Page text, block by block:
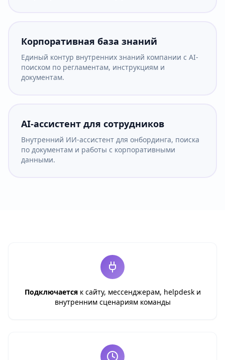
Корпоративная база знаний
Единый контур внутренних знаний компании с AI-
поиском по регламентам, инструкциям и
документам.
AI-ассистент для сотрудников
Внутренний ИИ-ассистент для онбординга, поиска
по документам и работы с корпоративными
данными.
Подключаетсяк сайту, мессенджерам, helpdesk и
внутренним сценариям команды